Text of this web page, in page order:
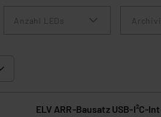
Anzahl LEDs
ELV ARR-Bausatz USB-I²C-